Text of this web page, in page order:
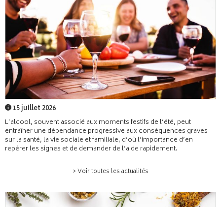
15 juillet 2026
L’alcool, souvent associé aux moments festifs de l’été, peut
entraîner une dépendance progressive aux conséquences graves
sur la santé, la vie sociale et familiale, d’où l’importance d’en
repérer les signes et de demander de l’aide rapidement.
> Voir toutes les actualités